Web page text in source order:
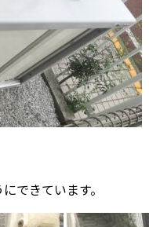
できています。